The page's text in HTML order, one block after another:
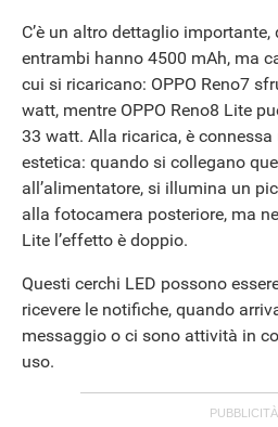
C’è un altro dettaglio
entrambi hanno 4500 mAh, ma
cui si ricaricano: OPPO Reno7
watt, mentre OPPO Reno8 Lite
33 watt. Alla ricarica, è
estetica: quando si collegano
all’alimentatore, si illumina un
alla fotocamera posteriore, ma
Lite l’effetto è doppio.
Questi cerchi LED possono
ricevere le notifiche, quando
messaggio o ci sono attività in
uso.